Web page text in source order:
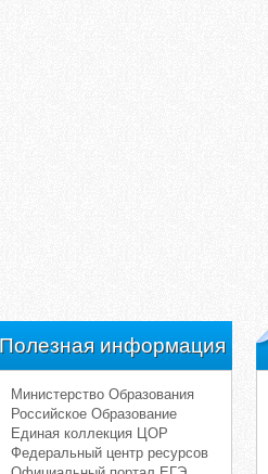
Полезная информация
Министерство Образования
Российское Образование
Единая коллекция ЦОР
Федеральный центр ресурсов